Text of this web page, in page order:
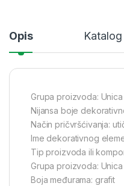
Opis Katalog
Grupa proizvoda: Unica
Nijansa boje
Način pričvršćivanja:
Ime dekorativnog
Tip proizvoda ili
Grupa proizvoda: Unica
Boja međurama: grafit